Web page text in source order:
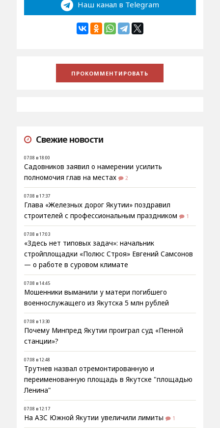
Наш канал в Telegram
Свежие новости
07.08 в 18:00
Садовников заявил о намерении усилить
полномочия глав на местах
2
07.08 в 17:37
Глава «Железных дорог Якутии» поздравил
строителей с профессиональным праздником
1
07.08 в 17:03
«Здесь нет типовых задач»: начальник
стройплощадки «Полюс Строя» Евгений Самсонов
— о работе в суровом климате
07.08 в 14:45
Мошенники выманили у матери погибшего
военнослужащего из Якутска 5 млн рублей
07.08 в 13:30
Почему Минпред Якутии проиграл суд «Пенной
станции»?
07.08 в 12:48
Трутнев назвал отремонтированную и
переименованную площадь в Якутске "площадью
Ленина"
07.08 в 12:17
На АЗС Южной Якутии увеличили лимиты 1